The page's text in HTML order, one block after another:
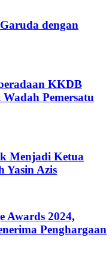
dengan
KKDB
Pemersatu
Menjadi Ketua
Yasin Azis
Awards 2024,
Penghargaan